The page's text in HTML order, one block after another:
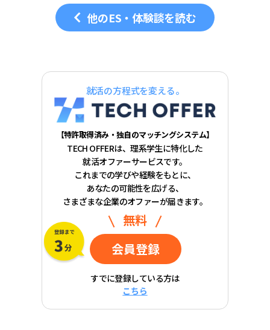
他のES・体験談を読む
就活の方程式を変える。
【特許取得済み・独自のマッチングシステム】
TECH OFFERは、理系学生に特化した
就活オファーサービスです。
これまでの学びや経験をもとに、
あなたの可能性を広げる、
さまざまな企業のオファーが届きます。
無料
会員登録
すでに登録している方は
こちら